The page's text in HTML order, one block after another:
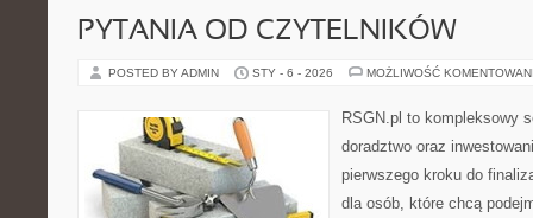
PYTANIA OD CZYTELNIKÓW
POSTED BY ADMIN STY - 6 - 2026 MOŻLIWOŚĆ
RSGN.pl to kompleksowy
doradztwo oraz
pierwszego kroku do
dla osób, które chcą